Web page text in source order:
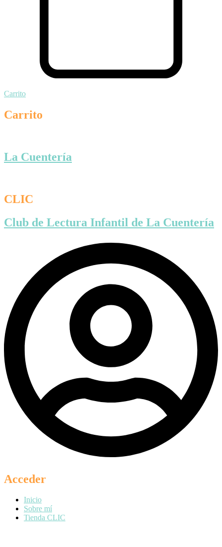
Carrito
Carrito
La Cuentería
CLIC
Club de Lectura Infantil de La Cuentería
Acceder
Inicio
Sobre mí
Tienda CLIC